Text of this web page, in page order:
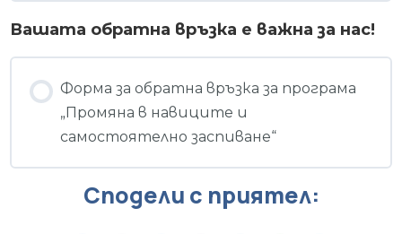
Вашата обратна връзка е важна за нас!
Форма за обратна връзка за програма
„Промяна в навиците и
самостоятелно заспиване“
Сподели с приятел: